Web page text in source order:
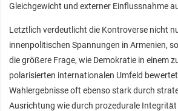
Gleichgewicht und externer Einflussnahme
Letztlich verdeutlicht die Kontroverse nicht
innenpolitischen Spannungen in Armenien,
die größere Frage, wie Demokratie in einem
polarisierten internationalen Umfeld
Wahlergebnisse oft ebenso stark durch
Ausrichtung wie durch prozedurale